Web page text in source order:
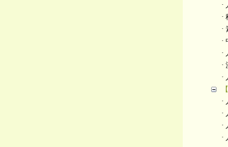
·
·
·
·
·
·
·
·
·
·
·